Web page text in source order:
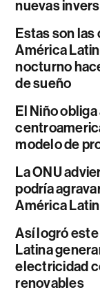
nuevas
Estas son las
América
nocturno
de sueño
El Niño
modelo de
La ONU
podría
América
Así logró
Latina
electricidad
renovables